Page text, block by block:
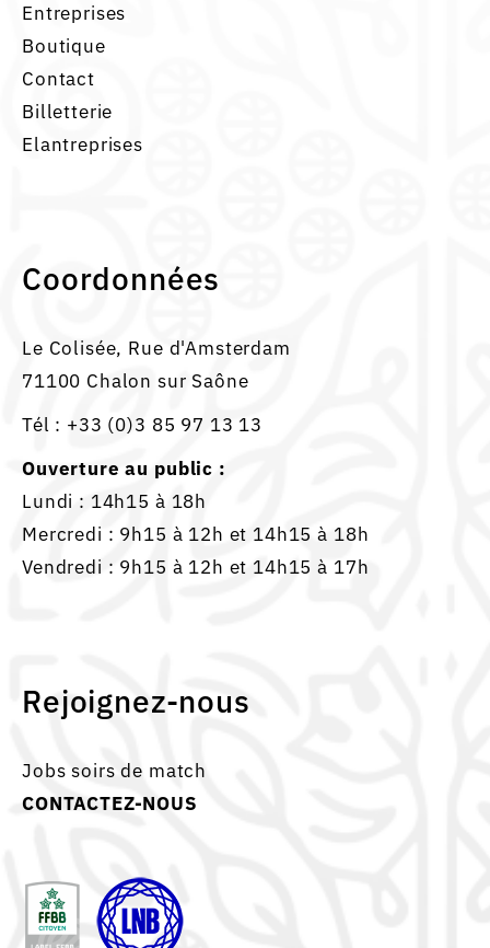
Entreprises
Boutique
Contact
Billetterie
Elantreprises
Coordonnées
Le Colisée, Rue d'Amsterdam
71100 Chalon sur Saône
Tél : +33 (0)3 85 97 13 13
Ouverture au public :
Lundi : 14h15 à 18h
Mercredi : 9h15 à 12h et 14h15 à 18h
Vendredi : 9h15 à 12h et 14h15 à 17h
Rejoignez-nous
Jobs soirs de match
CONTACTEZ-NOUS